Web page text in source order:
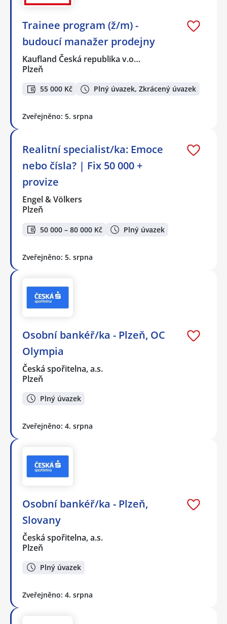
Trainee program (ž/m) -
budoucí manažer prodejny
Kaufland Česká republika v.o…
Plzeň
55 000 Kč Plný úvazek, Zkrácený úvazek
Zveřejněno: 5. srpna
Realitní specialist/ka: Emoce
nebo čísla? | Fix 50 000 +
provize
Engel & Völkers
Plzeň
50 000 – 80 000 Kč Plný úvazek
Zveřejněno: 5. srpna
Osobní bankéř/ka - Plzeň, OC
Olympia
Česká spořitelna, a.s.
Plzeň
Plný úvazek
Zveřejněno: 4. srpna
Osobní bankéř/ka - Plzeň,
Slovany
Česká spořitelna, a.s.
Plzeň
Plný úvazek
Zveřejněno: 4. srpna